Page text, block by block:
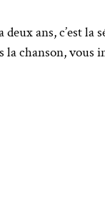
ans, c’est
la chanson, vous